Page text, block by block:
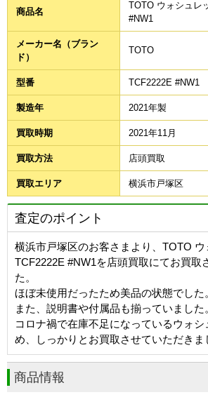
商品名
TOTO ウォシュレ
#NW1
メーカー名（ブラン
ド）
TOTO
型番 TCF2222E #NW1
製造年 2021年製
買取時期 2021年11月
買取方法 店頭買取
買取エリア 横浜市戸塚区
査定のポイント
横浜市戸塚区のお客さまより、TOTO
TCF2222E #NW1を店頭買取にてお買取
た。
ほぼ未使用だったため美品の状態でした
また、説明書や付属品も揃っていました
コロナ禍で在庫不足になっているウォシ
め、しっかりとお買取させていただきま
商品情報